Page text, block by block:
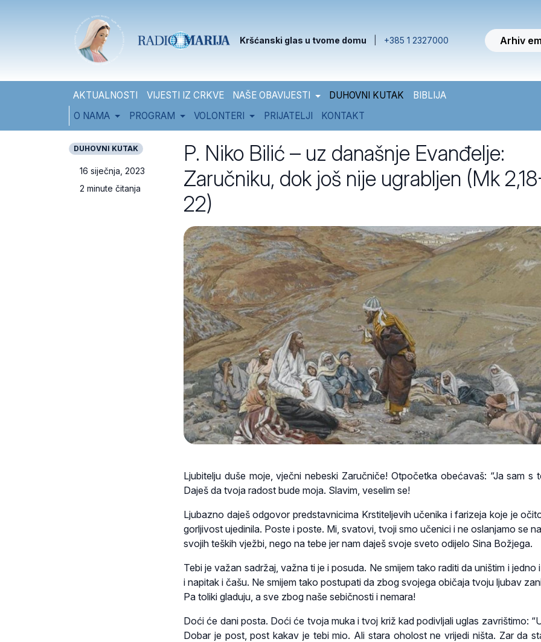
Kršćanski glas u tvome domu +385 1 2327000 Arhiv
AKTUALNOSTI VIJESTI IZ CRKVE NAŠE OBAVIJESTI DUHOVNI KUTAK
BIBLIJA
O NAMA
PROGRAM VOLONTERI PRIJATELJI KONTAKT
DUHOVNI KUTAK
16 siječnja, 2023
2 minute čitanja
P. Niko Bilić – uz današnje Evanđelje:
Zaručniku, dok još nije ugrabljen (Mk
22)
Ljubitelju duše moje, vječni nebeski Zaručniče! Otpočetka obećavaš: “Ja sam s
Daješ da tvoja radost bude moja. Slavim, veselim se!
Ljubazno daješ odgovor predstavnicima Krstiteljevih učenika i farizeja koje je
gorljivost ujedinila. Poste i poste. Mi, svatovi, tvoji smo učenici i ne oslanjamo se
svojih teških vježbi, nego na tebe jer nam daješ svoje sveto odijelo Sina Božjega.
Tebi je važan sadržaj, važna ti je i posuda. Ne smijem tako raditi da uništim i jedno i
i napitak i čašu. Ne smijem tako postupati da zbog svojega običaja tvoju ljubav
Pa toliki gladuju, a sve zbog naše sebičnosti i nemara!
Doći će dani posta. Doći će tvoja muka i tvoj križ kad podivljali uglas zavrištimo:
Dobar je post, post kakav je tebi mio. Ali stara oholost ne vrijedi ništa. Zar da